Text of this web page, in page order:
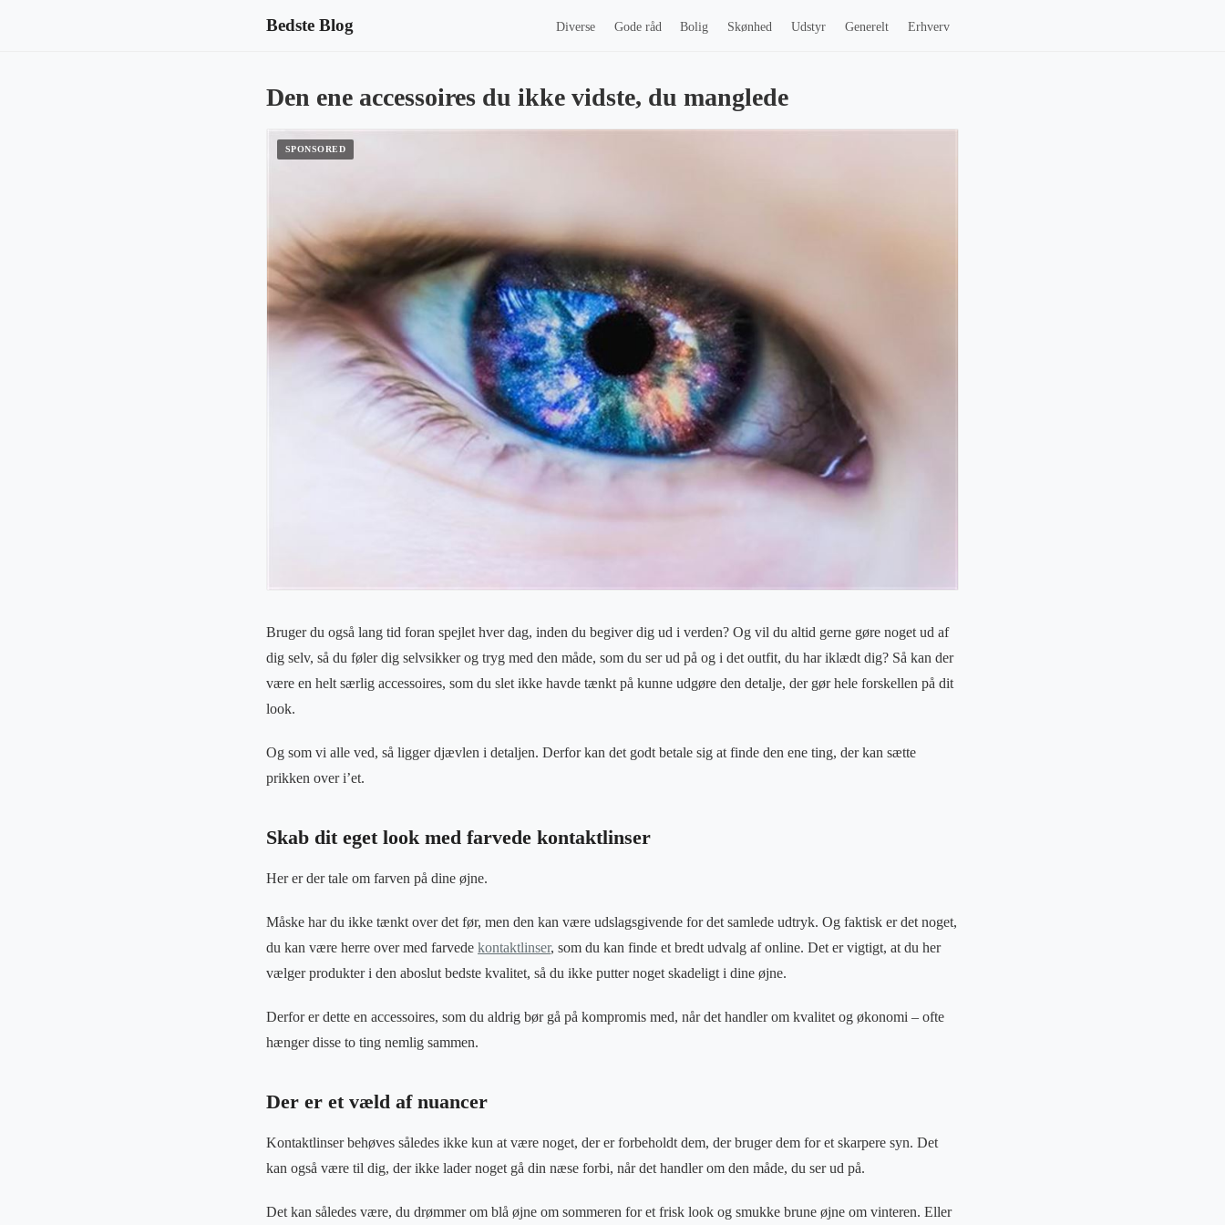
Bedste Blog Diverse Gode råd Bolig Skønhed Udstyr Generelt Erhverv
Den ene accessoires du ikke vidste, du manglede
Bruger du også lang tid foran spejlet hver dag, inden du begiver dig ud i verden? Og vil du altid gerne gøre noget ud af
dig selv, så du føler dig selvsikker og tryg med den måde, som du ser ud på og i det outfit, du har iklædt dig? Så kan der
være en helt særlig accessoires, som du slet ikke havde tænkt på kunne udgøre den detalje, der gør hele forskellen på dit
look.
Og som vi alle ved, så ligger djævlen i detaljen. Derfor kan det godt betale sig at finde den ene ting, der kan sætte
prikken over i’et.
Skab dit eget look med farvede kontaktlinser
Her er der tale om farven på dine øjne.
Måske har du ikke tænkt over det før, men den kan være udslagsgivende for det samlede udtryk. Og faktisk er det noget,
du kan være herre over med farvede kontaktlinser, som du kan finde et bredt udvalg af online. Det er vigtigt, at du her
vælger produkter i den aboslut bedste kvalitet, så du ikke putter noget skadeligt i dine øjne.
Derfor er dette en accessoires, som du aldrig bør gå på kompromis med, når det handler om kvalitet og økonomi – ofte
hænger disse to ting nemlig sammen.
Der er et væld af nuancer
Kontaktlinser behøves således ikke kun at være noget, der er forbeholdt dem, der bruger dem for et skarpere syn. Det
kan også være til dig, der ikke lader noget gå din næse forbi, når det handler om den måde, du ser ud på.
Det kan således være, du drømmer om blå øjne om sommeren for et frisk look og smukke brune øjne om vinteren. Eller